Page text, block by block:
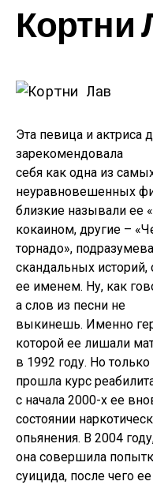
Кортни
Эта певица и актриса
зарекомендовала
себя как одна из
неуравновешенных
близкие называли ее
кокаином, другие –
торнадо»,
скандальных историй,
ее именем. Ну, как
а слов из песни не
выкинешь. Именно
которой ее лишали
в 1992 году. Но
прошла курс
с начала 2000-х ее
состоянии
опьянения. В 2004
она совершила
суицида, после чего